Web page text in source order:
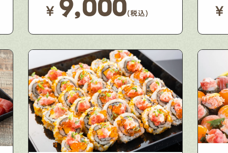
￥ (税込) ￥